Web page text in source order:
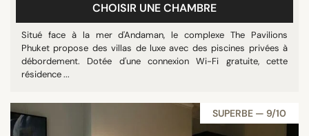
CHOISIR UNE CHAMBRE
Situé face à la mer d'Andaman, le complexe The Pavilions
Phuket propose des villas de luxe avec des piscines privées à
débordement. Dotée d'une connexion Wi-Fi gratuite, cette
résidence ...
SUPERBE — 9/10